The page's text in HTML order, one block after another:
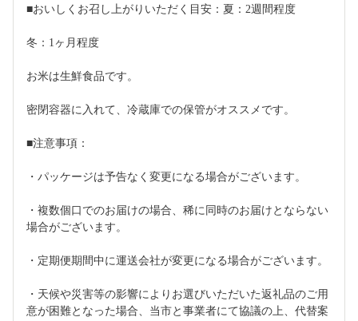
■おいしくお召し上がりいただく目安：夏：2週間程度
冬：1ヶ月程度
お米は生鮮食品です。
密閉容器に入れて、冷蔵庫での保管がオススメです。
■注意事項：
・パッケージは予告なく変更になる場合がございます。
・複数個口でのお届けの場合、稀に同時のお届けとならない
場合がございます。
・定期便期間中に運送会社が変更になる場合がございます。
・天候や災害等の影響によりお選びいただいた返礼品のご用
意が困難となった場合、当市と事業者にて協議の上、代替案